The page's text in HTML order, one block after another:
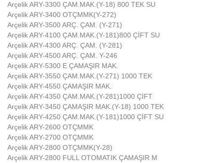
Arçelik ARY-3300 ÇAM.MAK.(Y-18) 800 TEK SU
Arçelik ARY-3400 OTÇMMK(Y-272)
Arçelik ARY-3500 ARÇ. ÇAM. (Y-271)
Arçelik ARY-4100 ÇAM.MAK.(Y-181)800 ÇİFT SU
Arçelik ARY-4300 ARÇ. ÇAM. (Y-281)
Arçelik ARY-4500 ARÇ. ÇAM. Y-246
Arçelik ARY-5300 E ÇAMAŞIR MAK.
Arçelik ARY-3550 ÇAM.MAK.(Y-271) 1000 TEK
Arçelik ARY-4550 ÇAMAŞIR MAK.
Arçelik ARY-4350 ÇAM.MAK.(Y-281)1000 ÇİFT
Arçelik ARY-3450 ÇAMAŞIR MAK.(Y-18) 1000 TEK
Arçelik ARY-4250 ÇAM.MAK.(Y-181)1000 ÇİFT SU
Arçelik ARY-2600 OTÇMMK
Arçelik ARY-2700 OTÇMMK
Arçelik ARY-2800 OTÇMMK(Y-28)
Arçelik ARY-2800 FULL OTOMATIK ÇAMAŞIR M